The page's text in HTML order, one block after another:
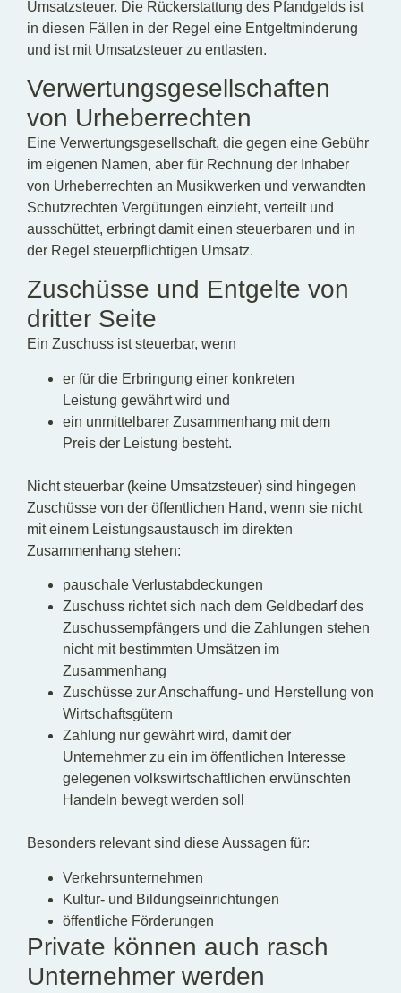
Umsatzsteuer. Die Rückerstattung des Pfandgelds ist
in diesen Fällen in der Regel eine Entgeltminderung
und ist mit Umsatzsteuer zu entlasten.
Verwertungsgesellschaften
von Urheberrechten
Eine Verwertungsgesellschaft, die gegen eine Gebühr
im eigenen Namen, aber für Rechnung der Inhaber
von Urheberrechten an Musikwerken und verwandten
Schutzrechten Vergütungen einzieht, verteilt und
ausschüttet, erbringt damit einen steuerbaren und in
der Regel steuerpflichtigen Umsatz.
Zuschüsse und Entgelte von
dritter Seite
Ein Zuschuss ist steuerbar, wenn
er für die Erbringung einer konkreten
Leistung gewährt wird und
ein unmittelbarer Zusammenhang mit dem
Preis der Leistung besteht.
Nicht steuerbar (keine Umsatzsteuer) sind hingegen
Zuschüsse von der öffentlichen Hand, wenn sie nicht
mit einem Leistungsaustausch im direkten
Zusammenhang stehen:
pauschale Verlustabdeckungen
Zuschuss richtet sich nach dem Geldbedarf des
Zuschussempfängers und die Zahlungen stehen
nicht mit bestimmten Umsätzen im
Zusammenhang
Zuschüsse zur Anschaffung- und Herstellung von
Wirtschaftsgütern
Zahlung nur gewährt wird, damit der
Unternehmer zu ein im öffentlichen Interesse
gelegenen volkswirtschaftlichen erwünschten
Handeln bewegt werden soll
Besonders relevant sind diese Aussagen für:
Verkehrsunternehmen
Kultur‑ und Bildungseinrichtungen
öffentliche Förderungen
Private können auch rasch
Unternehmer werden